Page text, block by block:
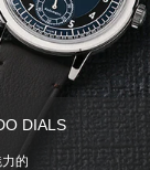
DIALS
的